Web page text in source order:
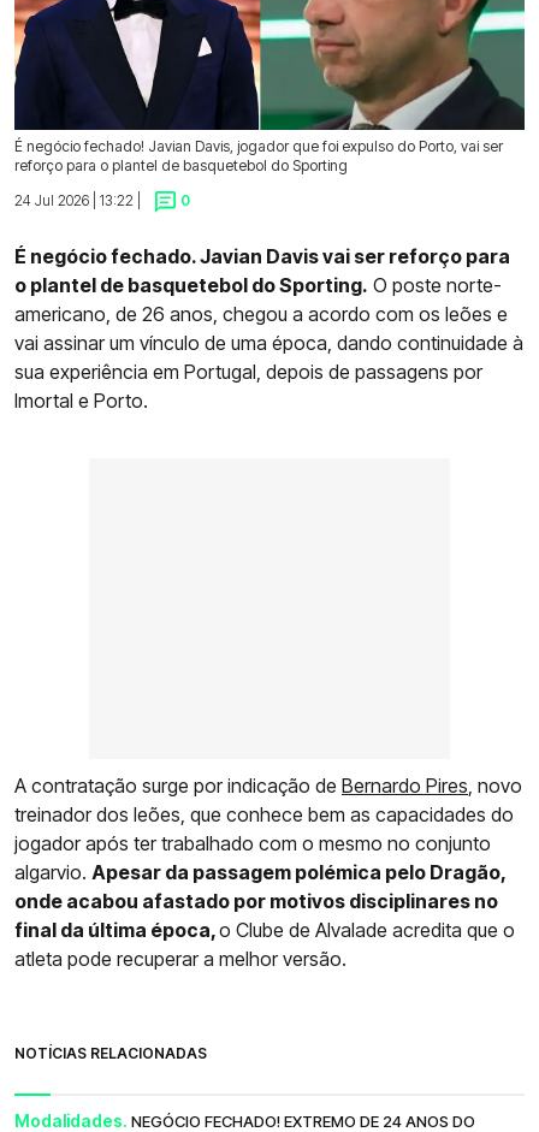
É negócio fechado! Javian Davis, jogador que foi expulso do Porto, vai ser
reforço para o plantel de basquetebol do Sporting
24 Jul 2026 | 13:22 |
0
É negócio fechado. Javian Davis vai ser reforço para
o plantel de basquetebol do Sporting. O poste norte-
americano, de 26 anos, chegou a acordo com os leões e
vai assinar um vínculo de uma época, dando continuidade à
sua experiência em Portugal, depois de passagens por
Imortal e Porto.
A contratação surge por indicação de Bernardo Pires , novo
treinador dos leões, que conhece bem as capacidades do
jogador após ter trabalhado com o mesmo no conjunto
algarvio. Apesar da passagem polémica pelo Dragão,
onde acabou afastado por motivos disciplinares no
final da última época,o Clube de Alvalade acredita que o
atleta pode recuperar a melhor versão.
NOTÍCIAS RELACIONADAS
Modalidades. NEGÓCIO FECHADO! EXTREMO DE 24 ANOS DO